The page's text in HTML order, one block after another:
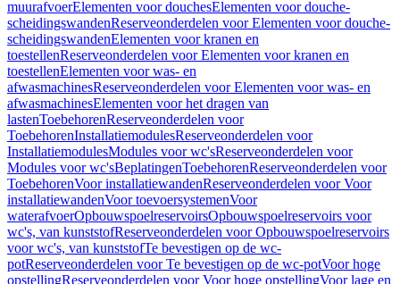
muurafvoerElementen voor douchesElementen voor douche-
scheidingswandenReserveonderdelen voor Elementen voor douche-
scheidingswandenElementen voor kranen en
toestellenReserveonderdelen voor Elementen voor kranen en
toestellenElementen voor was- en
afwasmachinesReserveonderdelen voor Elementen voor was- en
afwasmachinesElementen voor het dragen van
lastenToebehorenReserveonderdelen voor
ToebehorenInstallatiemodulesReserveonderdelen voor
InstallatiemodulesModules voor wc'sReserveonderdelen voor
Modules voor wc'sBeplatingenToebehorenReserveonderdelen voor
ToebehorenVoor installatiewandenReserveonderdelen voor Voor
installatiewandenVoor toevoersystemenVoor
waterafvoerOpbouwspoelreservoirsOpbouwspoelreservoirs voor
wc's, van kunststofReserveonderdelen voor Opbouwspoelreservoirs
voor wc's, van kunststofTe bevestigen op de wc-
potReserveonderdelen voor Te bevestigen op de wc-potVoor hoge
opstellingReserveonderdelen voor Voor hoge opstellingVoor lage en